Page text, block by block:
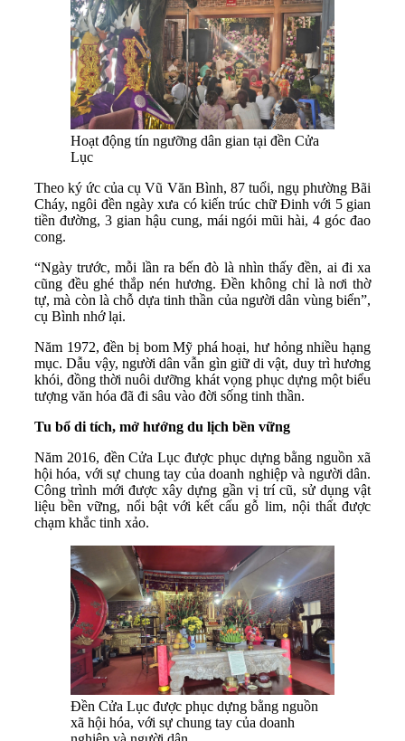
Hoạt động tín ngưỡng dân gian tại đền Cửa
Lục
Theo ký ức của cụ Vũ Văn Bình, 87 tuổi, ngụ phường Bãi
Cháy, ngôi đền ngày xưa có kiến trúc chữ Đinh với 5 gian
tiền đường, 3 gian hậu cung, mái ngói mũi hài, 4 góc đao
cong.
“Ngày trước, mỗi lần ra bến đò là nhìn thấy đền, ai đi xa
cũng đều ghé thắp nén hương. Đền không chỉ là nơi thờ
tự, mà còn là chỗ dựa tinh thần của người dân vùng biển”,
cụ Bình nhớ lại.
Năm 1972, đền bị bom Mỹ phá hoại, hư hỏng nhiều hạng
mục. Dẫu vậy, người dân vẫn gìn giữ di vật, duy trì hương
khói, đồng thời nuôi dưỡng khát vọng phục dựng một biểu
tượng văn hóa đã đi sâu vào đời sống tinh thần.
Tu bổ di tích, mở hướng du lịch bền vững
Năm 2016, đền Cửa Lục được phục dựng bằng nguồn xã
hội hóa, với sự chung tay của doanh nghiệp và người dân.
Công trình mới được xây dựng gần vị trí cũ, sử dụng vật
liệu bền vững, nổi bật với kết cấu gỗ lim, nội thất được
chạm khắc tinh xảo.
Đền Cửa Lục được phục dựng bằng nguồn
xã hội hóa, với sự chung tay của doanh